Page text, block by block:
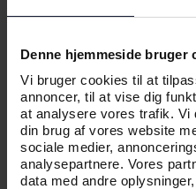
Denne hjemmeside bruger
Vi bruger cookies til at
annoncer, til at vise dig
at analysere vores trafik. Vi
din brug af vores website
sociale medier,
analysepartnere. Vores
data med andre